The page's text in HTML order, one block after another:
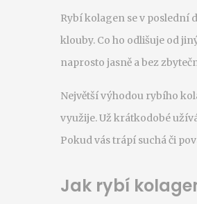
Rybí kolagen se v poslední
klouby. Co ho odlišuje od
naprosto jasně a bez
Největší výhodou rybího
využije. Už krátkodobé
Pokud vás trápí suchá či
Jak rybí